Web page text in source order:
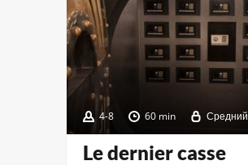
4-8 60 min Средний
Le dernier casse